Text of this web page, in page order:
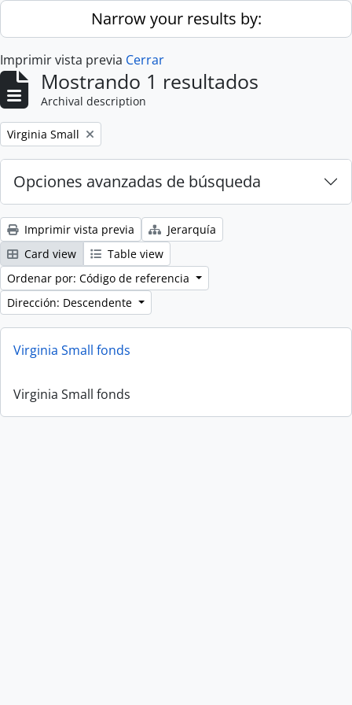
Skip to main contentNarrow your results by:
Imprimir vista previa Cerrar
Mostrando 1 resultados
Archival description
Remove filter:
Virginia Small
Opciones avanzadas de búsqueda
Imprimir vista previa
Jerarquía
Card view
Table view
Ordenar por: Código de referencia
Dirección: Descendente
Virginia Small fonds
Virginia Small fonds